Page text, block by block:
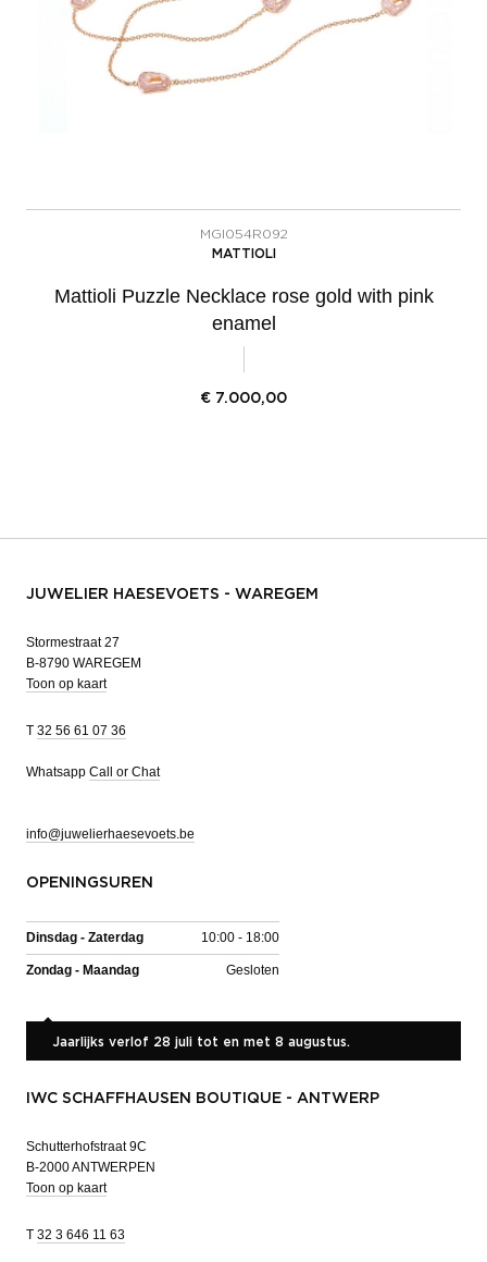
MGI054R092
MATTIOLI
Mattioli Puzzle Necklace rose gold with pink
enamel
€ 7.000,00
JUWELIER HAESEVOETS - WAREGEM
Stormestraat 27
B-8790 WAREGEM
Toon op kaart
T 32 56 61 07 36
Whatsapp Call or Chat
info@juwelierhaesevoets.be
OPENINGSUREN
Dinsdag - Zaterdag 10:00 - 18:00
Zondag - Maandag Gesloten
Jaarlijks verlof 28 juli tot en met 8 augustus.
IWC SCHAFFHAUSEN BOUTIQUE - ANTWERP
Schutterhofstraat 9C
B-2000 ANTWERPEN
Toon op kaart
T 32 3 646 11 63